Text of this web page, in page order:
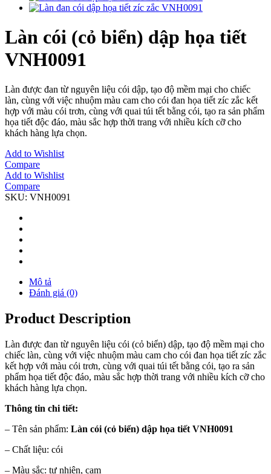
Làn cói (cỏ biển) dập họa tiết
VNH0091
Làn được đan từ nguyên liệu cói dập, tạo độ mềm mại cho chiếc
làn, cùng với việc nhuộm màu cam cho cói đan họa tiết zíc zắc kết
hợp với màu cói trơn, cùng với quai túi tết bằng cói, tạo ra sản phẩm
họa tiết độc đáo, màu sắc hợp thời trang với nhiều kích cỡ cho
khách hàng lựa chọn.
Add to Wishlist
Compare
Add to Wishlist
Compare
SKU: VNH0091
Mô tả
Đánh giá (0)
Product Description
Làn được đan từ nguyên liệu cói (cỏ biển) dập, tạo độ mềm mại cho
chiếc làn, cùng với việc nhuộm màu cam cho cói đan họa tiết zíc zắc
kết hợp với màu cói trơn, cùng với quai túi tết bằng cói, tạo ra sản
phẩm họa tiết độc đáo, màu sắc hợp thời trang với nhiều kích cỡ cho
khách hàng lựa chọn.
Thông tin chi tiết:
– Tên sản phẩm: Làn cói (cỏ biển) dập họa tiết VNH0091
– Chất liệu: cói
– Màu sắc: tự nhiên, cam